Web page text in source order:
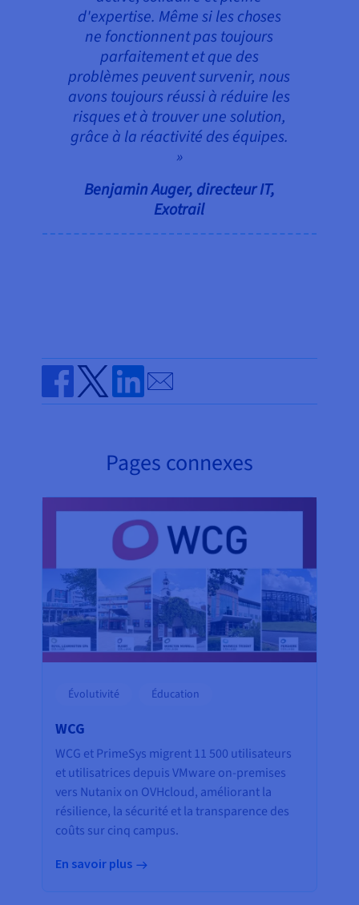
d'expertise. Même si les choses
ne fonctionnent pas toujours
parfaitement et que des
problèmes peuvent survenir, nous
avons toujours réussi à réduire les
risques et à trouver une solution,
grâce à la réactivité des équipes.
»
Benjamin Auger, directeur IT,
Exotrail
Share on Facebook
Share on Twitter
Share on Linkedin
Send by email
Pages connexes
Évolutivité Éducation
WCG
WCG et PrimeSys migrent 11 500 utilisateurs
et utilisatrices depuis VMware on-premises
vers Nutanix on OVHcloud, améliorant la
résilience, la sécurité et la transparence des
coûts sur cinq campus.
En savoir plus